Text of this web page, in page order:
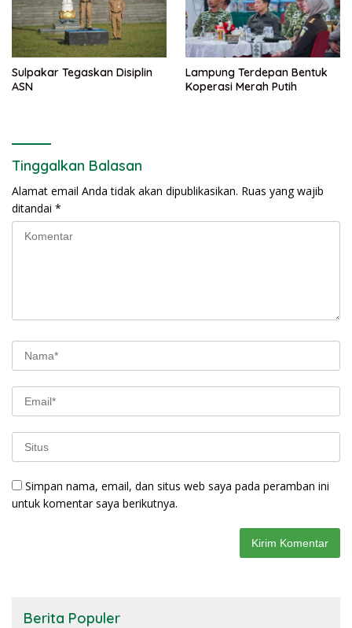
Sulpakar Tegaskan Disiplin
ASN
Lampung Terdepan Bentuk
Koperasi Merah Putih
Tinggalkan Balasan
Alamat email Anda tidak akan dipublikasikan. Ruas yang wajib
ditandai *
Simpan nama, email, dan situs web saya pada peramban ini
untuk komentar saya berikutnya.
Berita Populer